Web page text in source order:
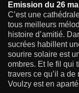
Emission du 26
C’est une
tous meilleurs
histoire d’amitié.
sucrées habillent
sourire solaire est
ombres. Et le fil qui
travers ce qu’il a
Voulzy est en